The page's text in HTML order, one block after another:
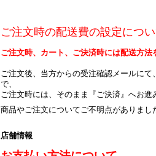
ご注文時の配送費の設定につ
ご注文時、カート、ご決済時には配送方
ご注文後、当方からの受注確認メールに
で、
ご注文時には、そのまま『ご決済』へお進
商品やご注文についてご不明点がありま
店舗情報